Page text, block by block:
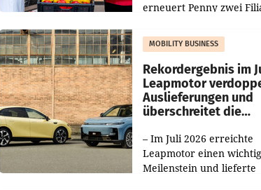
erneuert Penny zwei
Die beiden Standorte
Haag sowie im rund
MOBILITY BUSINESS
Rekordergebnis im
Leapmotor
Auslieferungen und
überschreitet die
– Im Juli 2026 erreichte
Leapmotor einen
Meilenstein und lieferte